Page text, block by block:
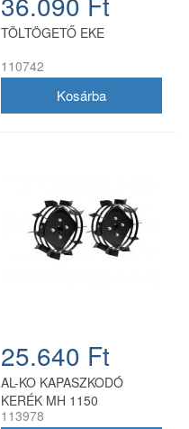
TÖLTÖGETŐ EKE
110742
25.640 Ft
AL-KO KAPASZKODÓ
KERÉK MH 1150
113978